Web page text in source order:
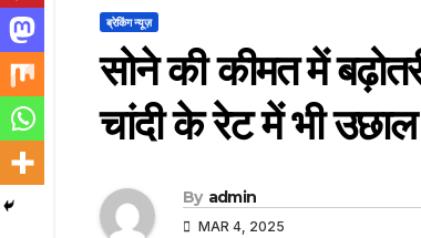
ब्रेकिंग न्यूज़
सोने की कीमत में
चांदी के रेट में भी उछाल
By admin
MAR 4, 2025